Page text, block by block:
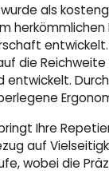
wurde als
entwickelt.
die
entwickelt.
Ihre
auf
wobei die